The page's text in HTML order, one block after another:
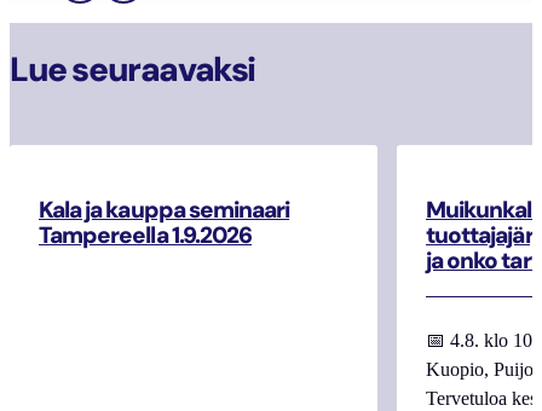
Lue seuraavaksi
Kala ja kauppa seminaari
Tampereella 1.9.2026
ja onko
📅 4.8. klo
Kuopio,
Tervetuloa